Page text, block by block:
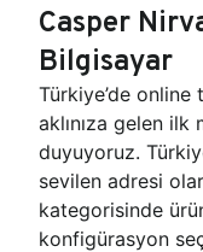
Casper
Bilgisayar
Türkiye’de
aklınıza gelen
duyuyoruz.
sevilen adresi
kategorisinde
konfigürasyon